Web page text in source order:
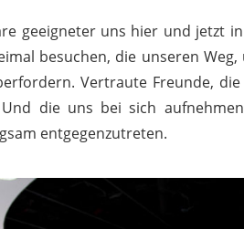
geeigneter uns hier und jetzt
besuchen, die unseren
Vertraute Freunde,
die uns bei sich
entgegenzutreten.